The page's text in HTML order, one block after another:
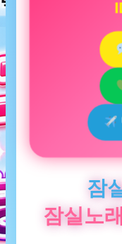
잠
잠실노